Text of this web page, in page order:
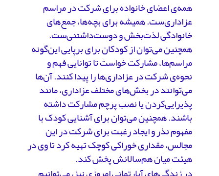
همه‌ی اعضای خانواده برای شرکت در مراسم
عزاداری‌ست. همیشه برای بچه‌ها، جمع‌های
خانوادگی لذت‌بخش و دوست‌داشتنی‌ست.
همچنین می‌توان از کودکان برای برپایی این‌گونه
مراسم‌ها، مشارکت خواست تا توانایی فهم و
نحوه‌ی شرکت در عزاداری‌ها را پیدا کنند. آن‌ها
می‌توانند در بخش‌های مختلف عزاداری، مانند
پذیرایی‌کردن یا نصب پرچم مشارکت داشته
باشند. همچنین می‌توان برای آشنایی کودک با
مفهوم نذر و ایجاد رغبت برای شرکت در این
مجالس، مقداری خوراکی کوچک تهیه کرد تا وی در
هیئت میان هم‌سالانش پخش کند.